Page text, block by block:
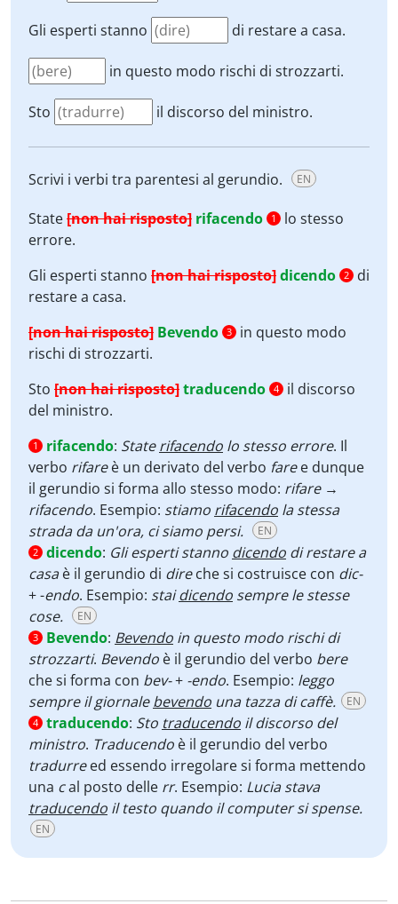
Gli esperti stanno di restare a casa.
in questo modo rischi di strozzarti.
Sto il discorso del ministro.
Scrivi i verbi tra parentesi al gerundio. EN
State[non hai risposto] rifacendo 1
lo stesso
errore.
Gli esperti stanno [non hai risposto]dicendo 2
di
restare a casa.
[non hai risposto] Bevendo 3
in questo modo
rischi di strozzarti.
Sto [non hai risposto]traducendo 4
il discorso
del ministro.
1 rifacendo: Staterifacendo lo stesso errore. Il
verbo rifareè un derivato del verbo faree dunque
il gerundio si forma allo stesso modo: rifare→
rifacendo. Esempio: stiamo rifacendo la stessa
strada da un'ora, ci siamo persi.
EN
2 dicendo: Gli esperti stanno dicendo di restare a
casaè il gerundio di direche si costruisce con dic-
+ -endo. Esempio: staidicendo sempre le stesse
cose.
EN
3 Bevendo: Bevendo in questo modo rischi di
strozzarti. Bevendo è il gerundio del verbo bere
che si forma con bev-+ -endo. Esempio: leggo
sempre il giornalebevendo una tazza di caffè. EN
4 traducendo: Sto traducendo il discorso del
ministro. Traducendo è il gerundio del verbo
tradurreed essendo irregolare si forma mettendo
una cal posto delle rr. Esempio: Lucia stava
traducendo il testo quando il computer si spense.
EN